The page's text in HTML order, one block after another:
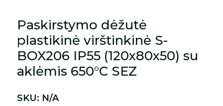
Paskirstymo dėžutė
plastikinė virštinkinė S-
BOX206 IP55 (120x80x50) su
aklėmis 650°C SEZ
SKU: N/A